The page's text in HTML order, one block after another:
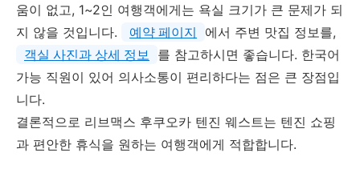
움이 없고, 1~2인 여행객에게는 욕실 크기가 큰 문제가 되
지 않을 것입니다.
예약 페이지
에서 주변 맛집 정보를,
객실 사진과 상세 정보
를 참고하시면 좋습니다. 한국어
가능 직원이 있어 의사소통이 편리하다는 점은 큰 장점입
니다.
결론적으로 리브맥스 후쿠오카 텐진 웨스트는 텐진 쇼핑
과 편안한 휴식을 원하는 여행객에게 적합합니다.